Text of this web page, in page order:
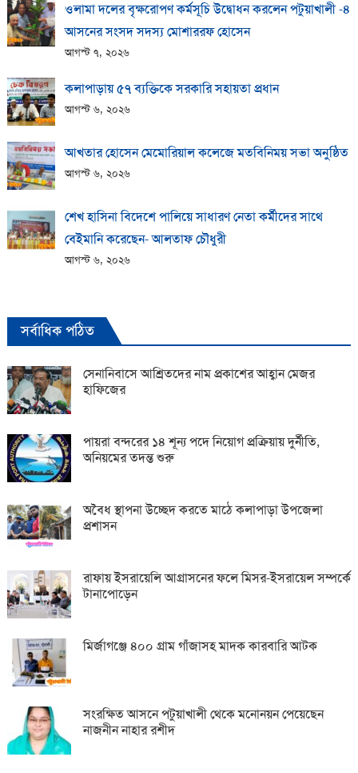
ওলামা দলের বৃক্ষরোপণ কর্মসূচি উদ্বোধন করলেন পটুয়াখালী -৪
আসনের সংসদ সদস্য মোশাররফ হোসেন
আগস্ট ৭, ২০২৬
কলাপাড়ায় ​৫৭ ব্যক্তিকে সরকারি সহায়তা প্রধান
আগস্ট ৬, ২০২৬
আখতার হোসেন মেমোরিয়াল কলেজে মতবিনিময় সভা অনুষ্ঠিত
আগস্ট ৬, ২০২৬
শেখ হাসিনা বিদেশে পালিয়ে সাধারণ নেতা কর্মীদের সাথে
বেইমানি করেছেন- আলতাফ চৌধুরী
আগস্ট ৬, ২০২৬
সর্বাধিক পঠিত
সেনানিবাসে আশ্রিতদের নাম প্রকাশের আহ্বান মেজর
হাফিজের
পায়রা বন্দরের ১৪ শূন্য পদে নিয়োগ প্রক্রিয়ায় দুর্নীতি,
অনিয়মের তদন্ত শুরু
অবৈধ স্থাপনা উচ্ছেদ করতে মাঠে কলাপাড়া উপজেলা
প্রশাসন
রাফায় ইসরায়েলি আগ্রাসনের ফলে মিসর-ইসরায়েল সম্পর্কে
টানাপোড়েন
মির্জাগঞ্জে ৪০০ গ্রাম গাঁজাসহ মাদক কারবারি আটক
সংরক্ষিত আসনে পটুয়াখালী থেকে মনোনয়ন পেয়েছেন
নাজনীন নাহার রশীদ